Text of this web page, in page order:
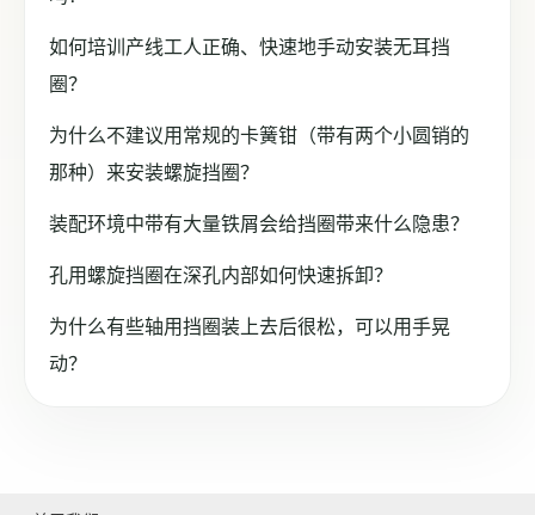
如何培训产线工人正确、快速地手动安装无耳挡
圈？
为什么不建议用常规的卡簧钳（带有两个小圆销的
那种）来安装螺旋挡圈？
装配环境中带有大量铁屑会给挡圈带来什么隐患？
孔用螺旋挡圈在深孔内部如何快速拆卸？
为什么有些轴用挡圈装上去后很松，可以用手晃
动？